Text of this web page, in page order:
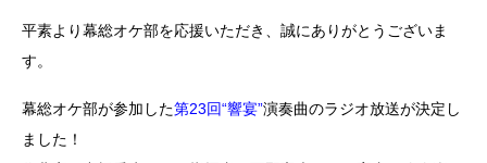
平素より幕総オケ部を応援いただき、誠にありがとうございま
す。
幕総オケ部が参加した第23回“響宴”演奏曲のラジオ放送が決定し
ました！